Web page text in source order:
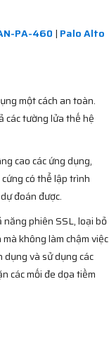
PA-460 | Palo Alto
một cách an toàn.
các tường lửa thế hệ
cao các ứng dụng,
có thể lập trình
đoán được.
phiên SSL, loại bỏ
không làm chậm việc
dụng và sử dụng các
các mối đe dọa tiềm